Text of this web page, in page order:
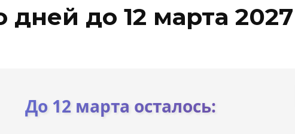
дней до 12 марта 2027
До 12 марта осталось: